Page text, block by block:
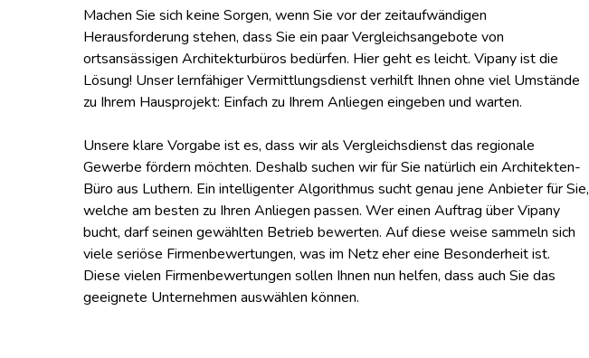
Machen Sie sich keine Sorgen, wenn Sie vor der zeitaufwändigen
Herausforderung stehen, dass Sie ein paar Vergleichsangebote von
ortsansässigen Architekturbüros bedürfen. Hier geht es leicht. Vipany ist die
Lösung! Unser lernfähiger Vermittlungsdienst verhilft Ihnen ohne viel Umstände
zu Ihrem Hausprojekt: Einfach zu Ihrem Anliegen eingeben und warten.
Unsere klare Vorgabe ist es, dass wir als Vergleichsdienst das regionale
Gewerbe fördern möchten. Deshalb suchen wir für Sie natürlich ein Architekten-
Büro aus Luthern. Ein intelligenter Algorithmus sucht genau jene Anbieter für Sie,
welche am besten zu Ihren Anliegen passen. Wer einen Auftrag über Vipany
bucht, darf seinen gewählten Betrieb bewerten. Auf diese weise sammeln sich
viele seriöse Firmenbewertungen, was im Netz eher eine Besonderheit ist.
Diese vielen Firmenbewertungen sollen Ihnen nun helfen, dass auch Sie das
geeignete Unternehmen auswählen können.